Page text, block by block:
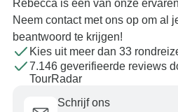
Rebecca is één van onze
Neem contact met ons op om al
beantwoord te krijgen!
Kies uit meer dan 33
7.146 geverifieerde reviews
TourRadar
Schrijf ons